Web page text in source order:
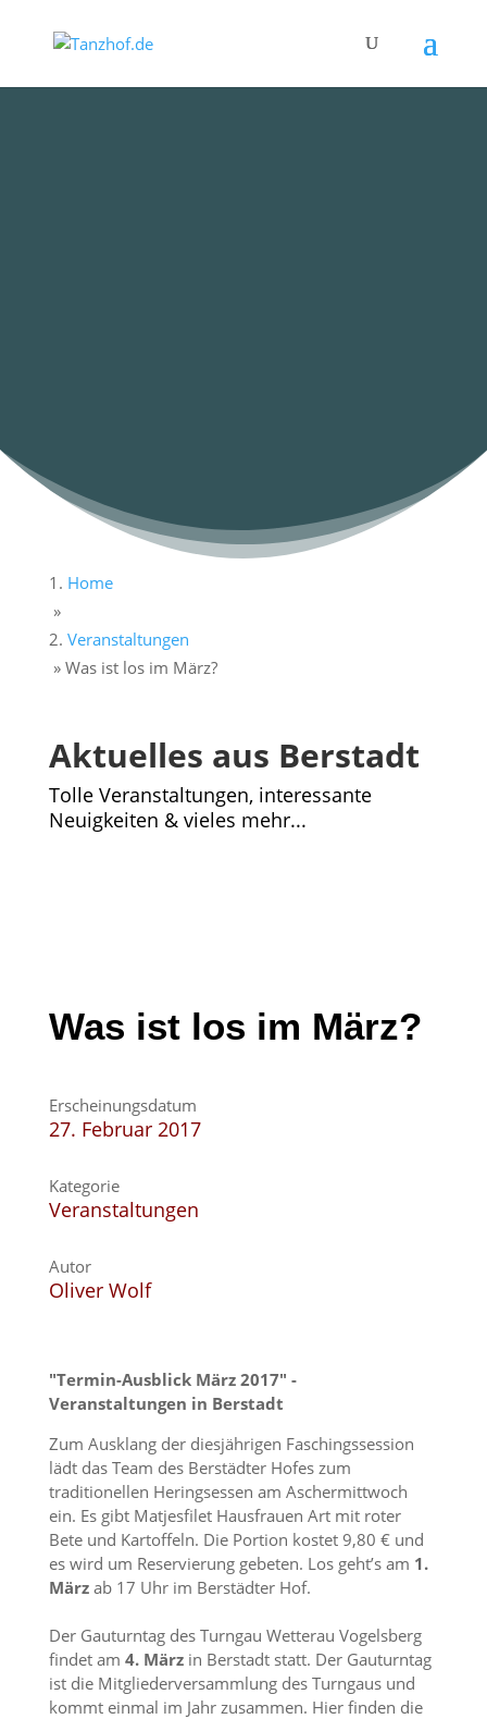
Home
»
Veranstaltungen
» Was ist los im März?
Aktuelles aus Berstadt
Tolle Veranstaltungen, interessante
Neuigkeiten & vieles mehr...
Was ist los im März?
Erscheinungsdatum
27. Februar 2017
Kategorie
Veranstaltungen
Autor
Oliver Wolf
"Termin-Ausblick März 2017" -
Veranstaltungen in Berstadt
Zum Ausklang der diesjährigen Faschingssession
lädt das Team des Berstädter Hofes zum
traditionellen Heringsessen am Aschermittwoch
ein. Es gibt Matjesfilet Hausfrauen Art mit roter
Bete und Kartoffeln. Die Portion kostet 9,80 € und
es wird um Reservierung gebeten. Los geht’s am 1.
Märzab 17 Uhr im Berstädter Hof.
Der Gauturntag des Turngau Wetterau Vogelsberg
findet am 4. Märzin Berstadt statt. Der Gauturntag
ist die Mitgliederversammlung des Turngaus und
kommt einmal im Jahr zusammen. Hier finden die